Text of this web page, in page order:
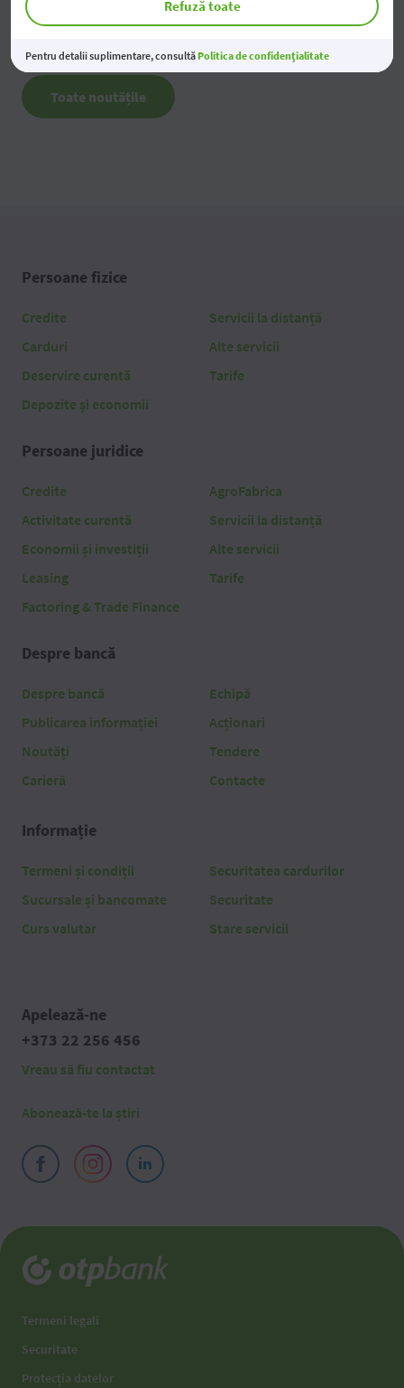
03 Aug 2026
Toate noutățile
Persoane fizice
Credite
Carduri
Deservire curentă
Depozite și economii
Servicii la distanță
Alte servicii
Tarife
Persoane juridice
Credite
Activitate curentă
Economii și investiții
Leasing
Factoring & Trade Finance
AgroFabrica
Servicii la distanță
Alte servicii
Tarife
Despre bancă
Despre bancă
Publicarea informației
Noutăți
Carieră
Echipă
Acționari
Tendere
Contacte
Informație
Termeni și condiții
Sucursale și bancomate
Curs valutar
Securitatea cardurilor
Securitate
Stare servicii
Apelează-ne
+373 22 256 456
Vreau să fiu contactat
Abonează-te la știri
Termeni legali
Securitate
Protecția datelor
Refuză toate
Pentru detalii suplimentare, consultă Politica de confidențialitate